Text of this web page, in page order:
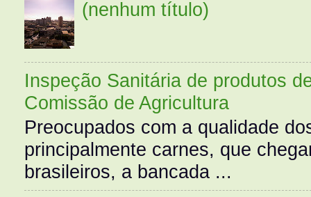
(nenhum título)
Inspeção Sanitária de produtos
Comissão de Agricultura
Preocupados com a qualidade
principalmente carnes, que
brasileiros, a bancada ...